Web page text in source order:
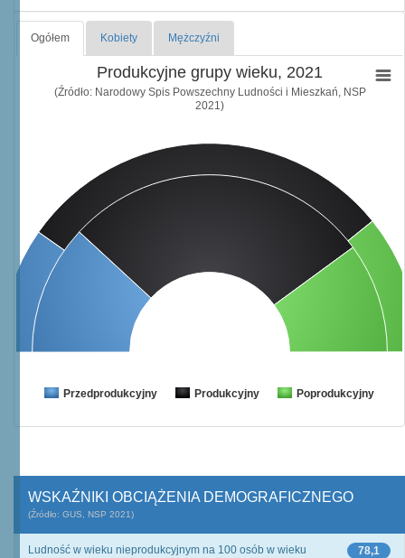
Ogółem Kobiety Mężczyźni
Produkcyjne grupy wieku, 2021
(Źródło: Narodowy Spis Powszechny Ludności i Mieszkań, NSP
2021)
Przedprodukcyjny Produkcyjny Poprodukcyjny
WSKAŹNIKI OBCIĄŻENIA DEMOGRAFICZNEGO
(Źródło: GUS, NSP 2021)
78,1
Ludność w wieku nieprodukcyjnym na 100 osób w wieku